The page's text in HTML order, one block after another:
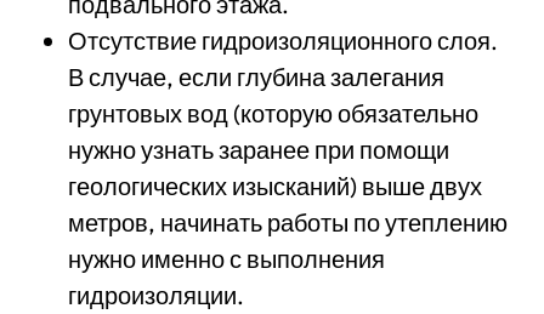
Отсутствие гидроизоляционного слоя.
В случае, если глубина залегания
грунтовых вод (которую обязательно
нужно узнать заранее при помощи
геологических изысканий) выше двух
метров, начинать работы по утеплению
нужно именно с выполнения
гидроизоляции.